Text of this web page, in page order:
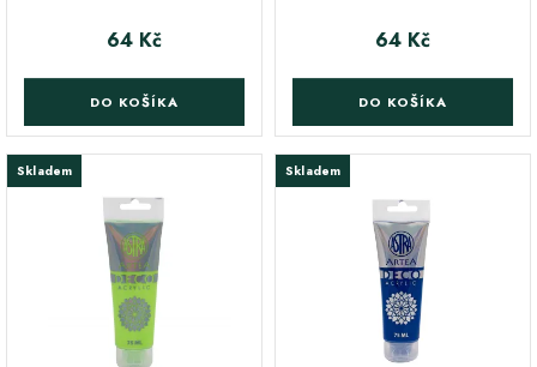
Cena
64 Kč
DO KOŠÍKA
Cena
64 Kč
DO KOŠÍKA
Skladem Skladem